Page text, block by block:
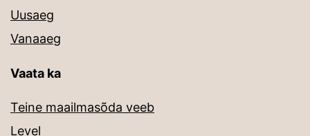
Uusaeg
Vanaaeg
Vaata ka
Teine maailmasõda veeb
Level